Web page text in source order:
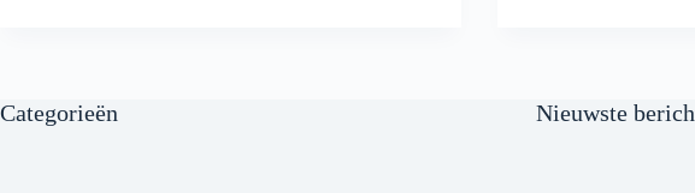
Categorieën Nieuwste